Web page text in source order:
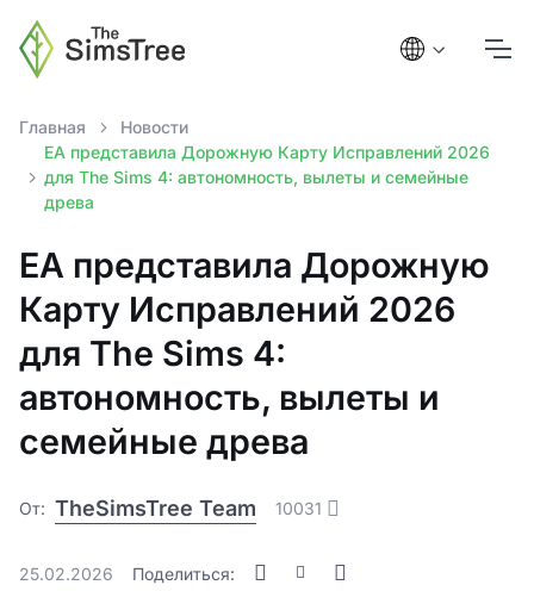
Главная
Новости
EA представила Дорожную Карту Исправлений 2026
для The Sims 4: автономность, вылеты и семейные
древа
EA представила Дорожную
Карту Исправлений 2026
для The Sims 4:
автономность, вылеты и
семейные древа
От: TheSimsTree Team 10031
25.02.2026 Поделиться: